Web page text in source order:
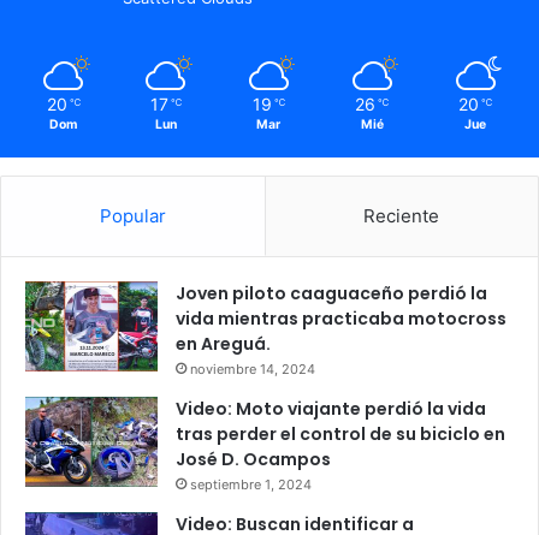
20 ℃
Dom
17 ℃
Lun
19 ℃
Mar
26 ℃
Mié
20 ℃
Jue
Popular Reciente
Joven piloto caaguaceño perdió la
vida mientras practicaba motocross
en Areguá.
noviembre 14, 2024
Video: Moto viajante perdió la vida
tras perder el control de su biciclo en
José D. Ocampos
septiembre 1, 2024
Video: Buscan identificar a